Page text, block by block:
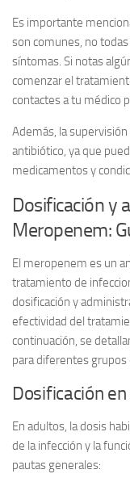
Es importante
son comunes, no
síntomas. Si notas
comenzar el
contactes a tu médico
Además, la
antibiótico, ya que
medicamentos y
Dosificación y
Meropenem:
El meropenem es un
tratamiento de
dosificación y
efectividad del
continuación, se
para diferentes grupos
Dosificación
En adultos, la dosis
de la infección y la
pautas generales: